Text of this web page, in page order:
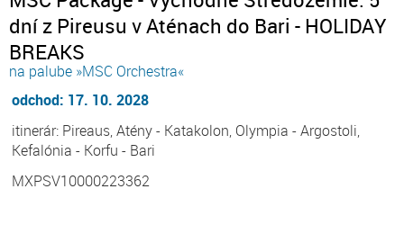
dní z Pireusu v Aténach do Bari - HOLIDAY
BREAKS
na palube »MSC Orchestra«
odchod: 17. 10. 2028
itinerár: Pireaus, Atény - Katakolon, Olympia - Argostoli,
Kefalónia - Korfu - Bari
MXPSV10000223362